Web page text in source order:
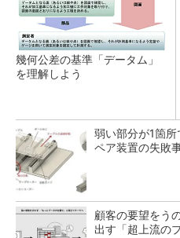
幾何公差の基準「データム」
を理解しよう
弱い部分が1箇
ペア装置の失敗
顧客の要望をう
出す「超上流の